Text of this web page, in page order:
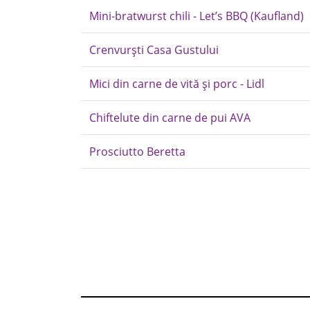
Mini-bratwurst chili - Let’s BBQ (Kaufland)
Crenvurști Casa Gustului
Mici din carne de vită și porc - Lidl
Chiftelute din carne de pui AVA
Prosciutto Beretta